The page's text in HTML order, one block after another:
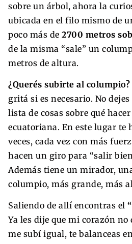
sobre un árbol, ahora la
ubicada en el filo mismo de
poco más de 2700 metros
de la misma “sale” un
metros de altura.
¿Querés subirte al columpio?
gritá si es necesario. No
lista de cosas sobre qué
ecuatoriana. En este lugar te
veces, cada vez con más
hacen un giro para “salir
Además tiene un mirador,
columpio, más grande, más
Saliendo de allí encontras el
Ya les dije que mi corazón
me subí igual, te balanceas